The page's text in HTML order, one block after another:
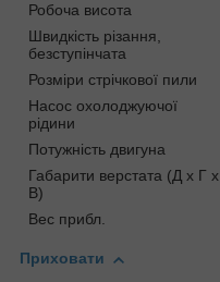
Робоча висота
Швидкість різання,
безступінчата
Розміри стрічкової пили
Насос охолоджуючої
рідини
Потужність двигуна
Габарити верстата (Д x Г x
В)
Вес прибл.
Приховати